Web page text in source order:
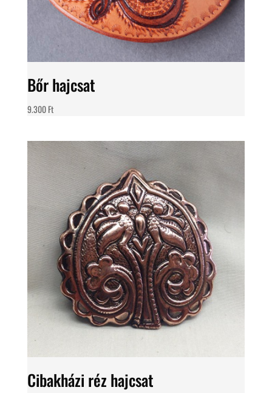
Bőr hajcsat
9.300Ft
Cibakházi réz hajcsat